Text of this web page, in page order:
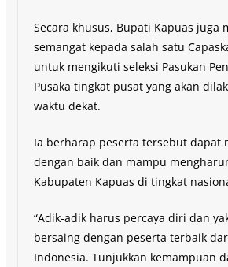
Secara khusus, Bupati Kapuas juga
semangat kepada salah satu
untuk mengikuti seleksi Pasukan
Pusaka tingkat pusat yang akan
waktu dekat.
Ia berharap peserta tersebut dapat
dengan baik dan mampu
Kabupaten Kapuas di tingkat
“Adik-adik harus percaya diri dan
bersaing dengan peserta terbaik
Indonesia. Tunjukkan kemampuan